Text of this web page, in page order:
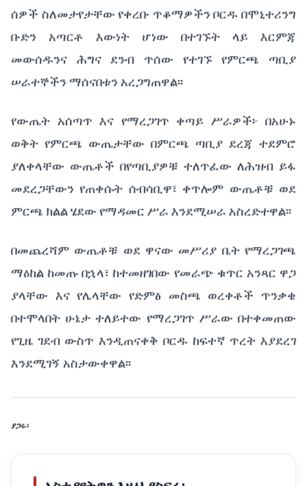
ሰዎች ስለመታየታቸው የቀረቡ ጥቆማዎችን ቦርዱ በሞኒተሪንግ
ቡድን
አጣርቶ እውነት ሆነው በተገኙት ላይ
እርምጃ
መውሰዱንና
ሕግና ደንብ ጥሰው የተገኙ የምርጫ
ጣቢያ
ሠራተኞችን ማሰናበቱን አረጋግጠዋል፡፡
የውጤት አሰጣጥ እና የማረጋገጥ ቀጣይ ሥራዎች፦ በአሁኑ
ወቅት የምርጫ ውጤታቸው በምርጫ ጣቢያ ደረጃ ተደምሮ
ያለቀላቸው ውጤቶች በየጣቢያዎቹ ተለጥፈው ለሕዝብ ይፋ
መደረጋቸውን የጠቀሱት ሰብሳቢዋ፣ ቀጥሎም ውጤቶቹ ወደ
ምርጫ ክልል ሄደው የማዳመር ሥራ እንደሚሠራ አስረድተዋል፡፡
በመጨረሻም ውጤቶቹ ወደ ዋናው መሥሪያ ቤት የማረጋገጫ
ማዕከል ከመጡ በኋላ፣ ከተመዘገበው የመራጭ ቁጥር አንጻር ዋጋ
ያላቸው እና የሌላቸው የድምፅ መስጫ ወረቀቶች
ጥንቃቄ
በተሞላበት ሁኔታ ተለይተው የማረጋገጥ ሥራው በተቀመጠው
የጊዜ ገደብ ውስጥ እንዲጠናቀቅ ቦርዱ ከፍተኛ ጥረት እያደረገ
እንደሚገኝ አስታውቀዋል፡፡
ያጋሩ፡